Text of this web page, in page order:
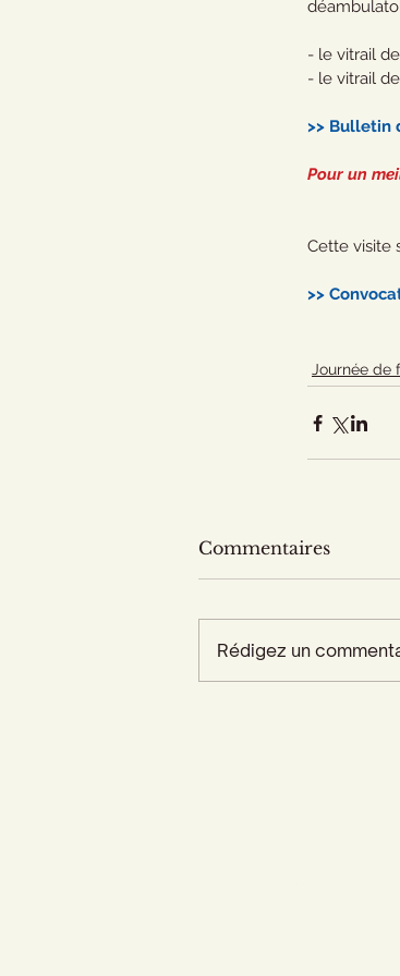
- le vitrail
- le vitrail
>> Bulletin
Pour un
Cette visite
>>
Journée de
Commentaires
Rédigez un